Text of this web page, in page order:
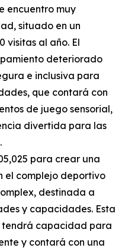
encuentro muy
situado en un
visitas al año. El
deteriorado
e inclusiva para
que contará con
de juego sensorial,
divertida para las
para crear una
el complejo deportivo
destinada a
y capacidades. Esta
tendrá capacidad para
y contará con una